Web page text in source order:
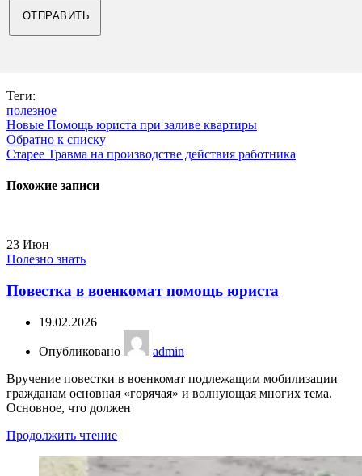
Теги:
полезное
Новые Помощь юриста при заливе квартиры
Обратно к списку
Старее Травма на производстве действия работника
Похожие записи
23 Июн
Полезно знать
Повестка в военкомат помощь юриста
19.02.2026
Опубликовано
admin
Вручение повестки в военкомат подлежащим мобилизации
гражданам основная «горячая» и волнующая многих тема.
Основное, что должен
Продолжить чтение